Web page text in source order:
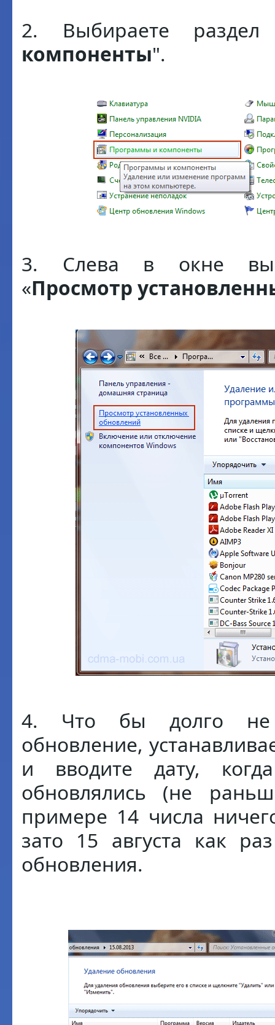
2. Выбираете
компоненты".
3. Слева в окне
«Просмотр
4. Что бы долго не
обновление,
и вводите дату,
обновлялись (не
примере 14 числа
зато 15 августа как
обновления.